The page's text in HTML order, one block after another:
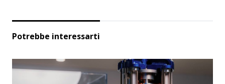
Potrebbe interessarti